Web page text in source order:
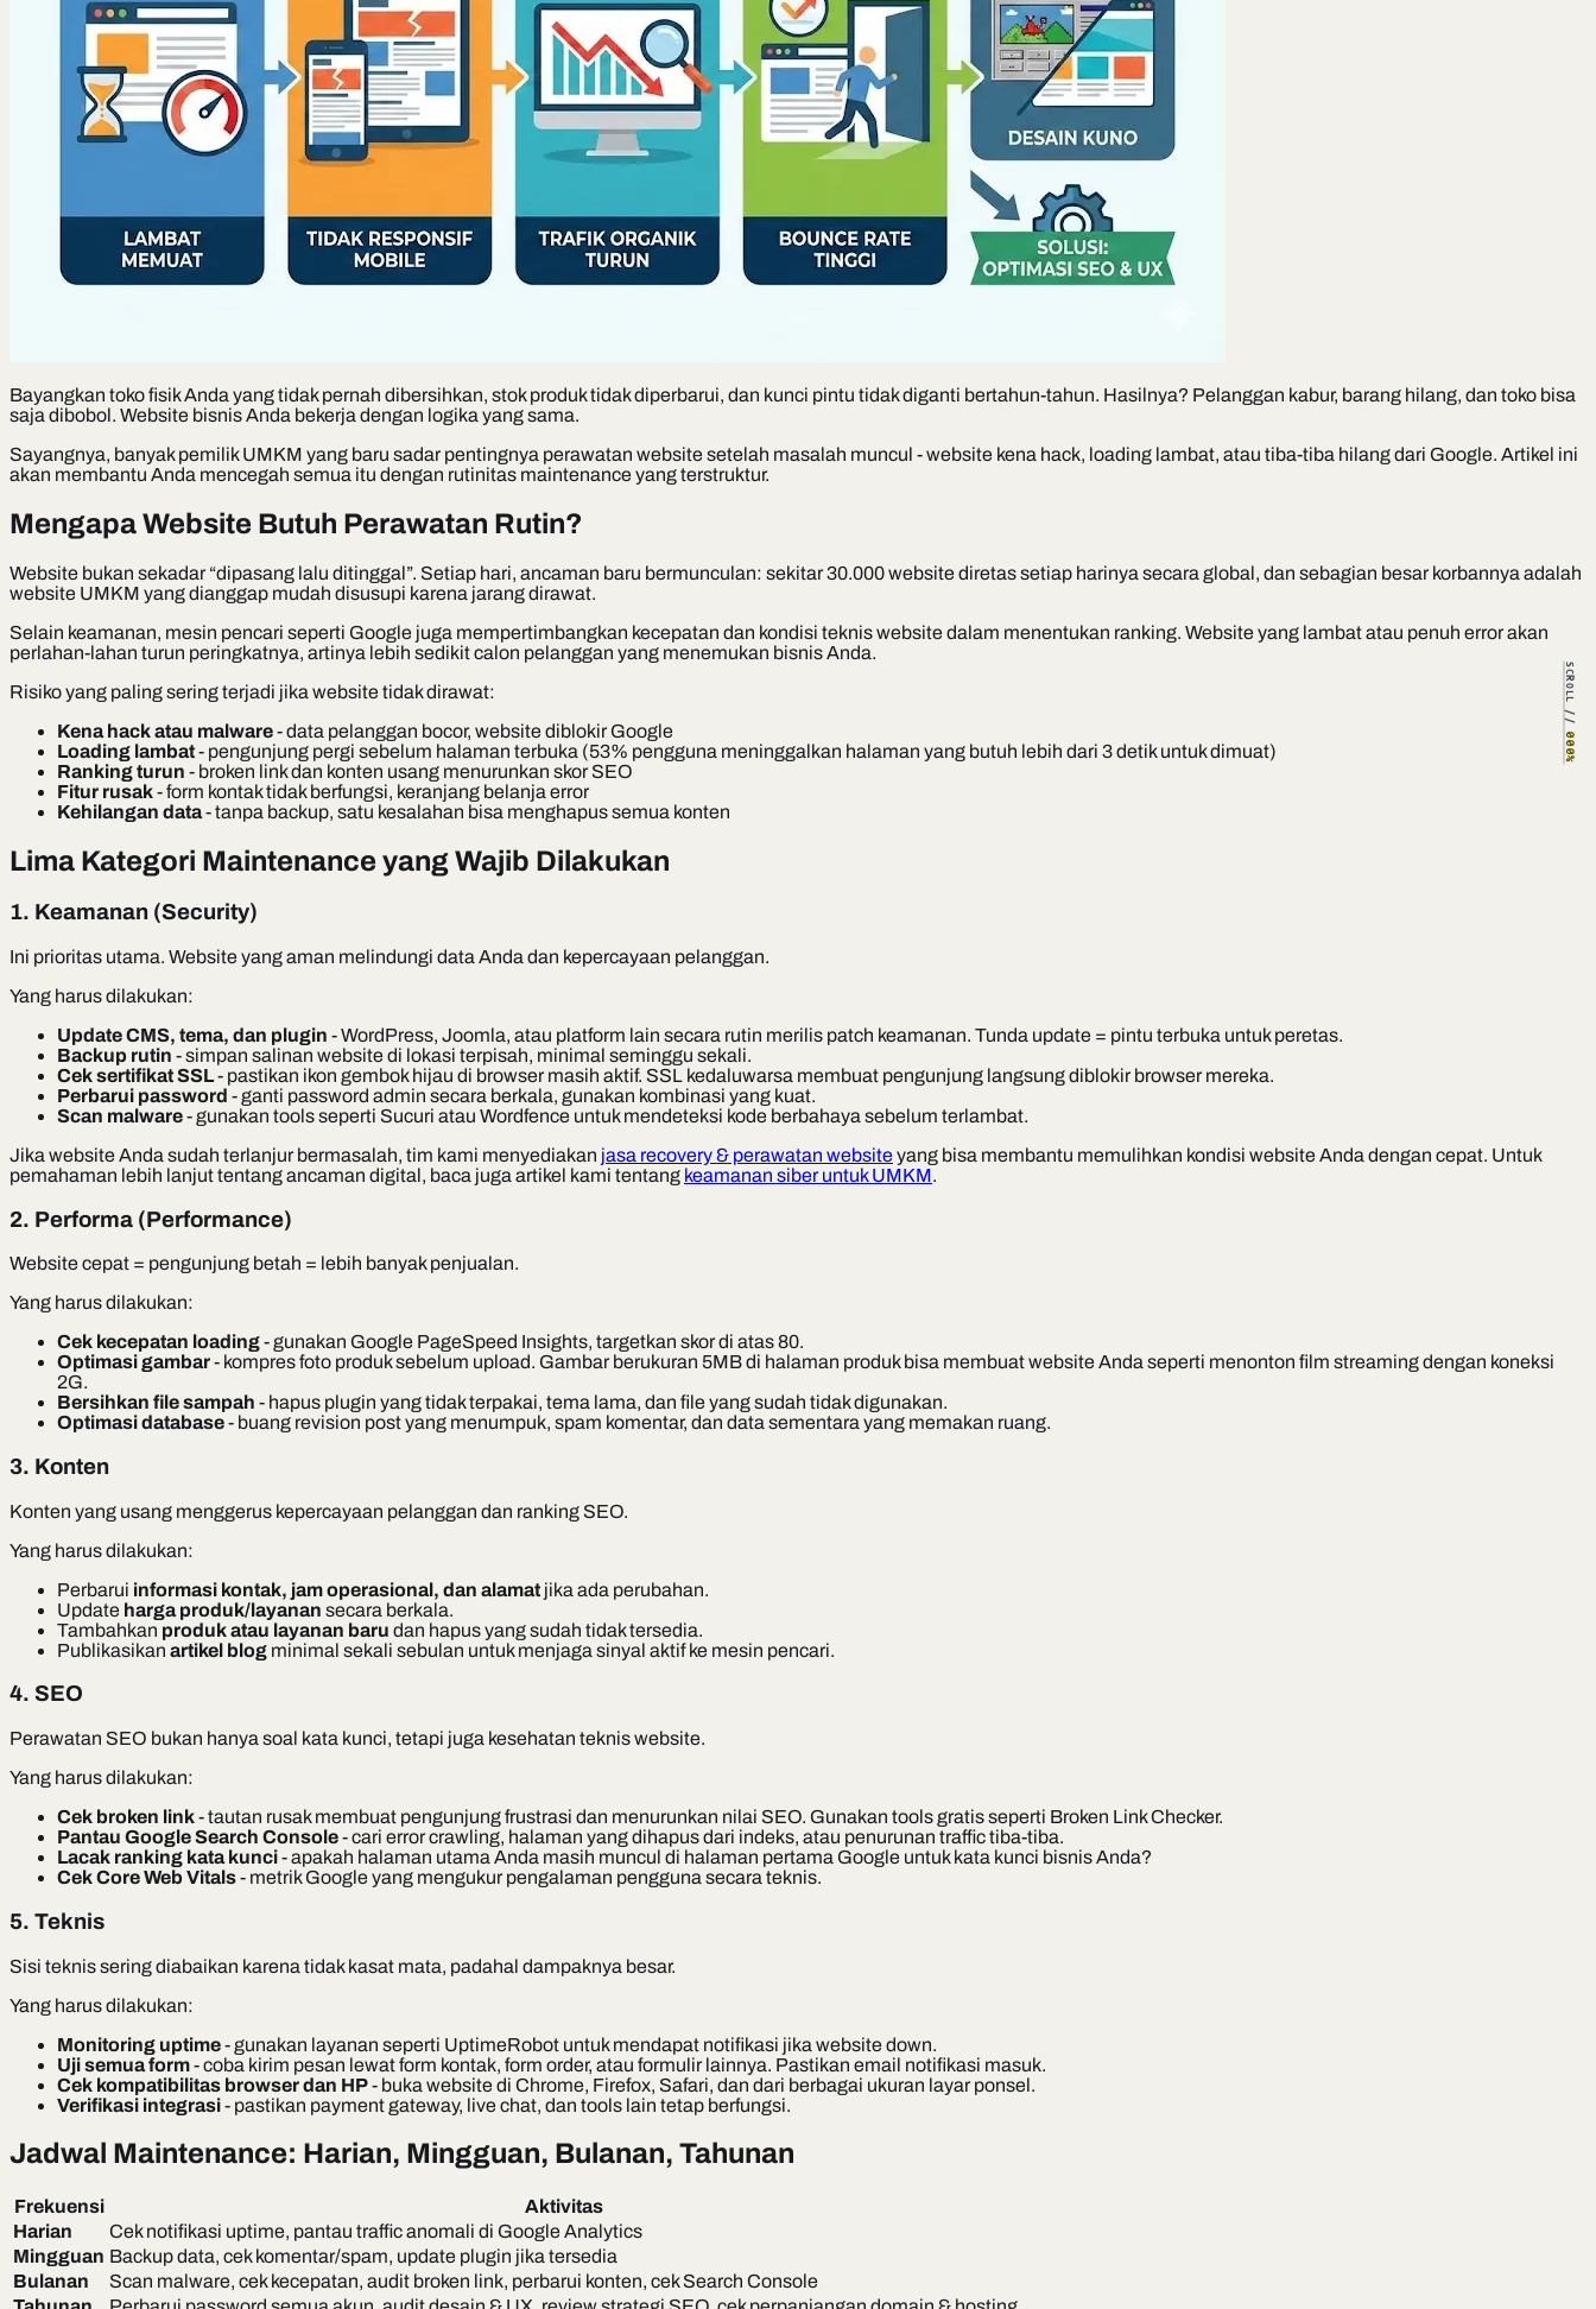
Bayangkan toko fisik Anda yang tidak pernah dibersihkan, stok produk tidak diperbarui, dan kunci pintu tidak diganti bertahun-tahun. Hasilnya? Pelanggan kabur, barang hilang, dan toko bisa
saja dibobol. Website bisnis Anda bekerja dengan logika yang sama.
Sayangnya, banyak pemilik UMKM yang baru sadar pentingnya perawatan website setelah masalah muncul - website kena hack, loading lambat, atau tiba-tiba hilang dari Google. Artikel ini
akan membantu Anda mencegah semua itu dengan rutinitas maintenance yang terstruktur.
Mengapa Website Butuh Perawatan Rutin?
Website bukan sekadar “dipasang lalu ditinggal”. Setiap hari, ancaman baru bermunculan: sekitar 30.000 website diretas setiap harinya secara global, dan sebagian besar korbannya adalah
website UMKM yang dianggap mudah disusupi karena jarang dirawat.
Selain keamanan, mesin pencari seperti Google juga mempertimbangkan kecepatan dan kondisi teknis website dalam menentukan ranking. Website yang lambat atau penuh error akan
perlahan-lahan turun peringkatnya, artinya lebih sedikit calon pelanggan yang menemukan bisnis Anda.
Risiko yang paling sering terjadi jika website tidak dirawat:
Kena hack atau malware- data pelanggan bocor, website diblokir Google
Loading lambat- pengunjung pergi sebelum halaman terbuka (53% pengguna meninggalkan halaman yang butuh lebih dari 3 detik untuk dimuat)
Ranking turun - broken link dan konten usang menurunkan skor SEO
Fitur rusak- form kontak tidak berfungsi, keranjang belanja error
Kehilangan data- tanpa backup, satu kesalahan bisa menghapus semua konten
Lima Kategori Maintenance yang Wajib Dilakukan
1. Keamanan (Security)
Ini prioritas utama. Website yang aman melindungi data Anda dan kepercayaan pelanggan.
Yang harus dilakukan:
Update CMS, tema, dan plugin - WordPress, Joomla, atau platform lain secara rutin merilis patch keamanan. Tunda update = pintu terbuka untuk peretas.
Backup rutin - simpan salinan website di lokasi terpisah, minimal seminggu sekali.
Cek sertifikat SSL- pastikan ikon gembok hijau di browser masih aktif. SSL kedaluwarsa membuat pengunjung langsung diblokir browser mereka.
Perbarui password - ganti password admin secara berkala, gunakan kombinasi yang kuat.
Scan malware- gunakan tools seperti Sucuri atau Wordfence untuk mendeteksi kode berbahaya sebelum terlambat.
Jika website Anda sudah terlanjur bermasalah, tim kami menyediakan jasa recovery & perawatan websiteyang bisa membantu memulihkan kondisi website Anda dengan cepat. Untuk
pemahaman lebih lanjut tentang ancaman digital, baca juga artikel kami tentang keamanan siber untuk UMKM.
2. Performa (Performance)
Website cepat = pengunjung betah = lebih banyak penjualan.
Yang harus dilakukan:
Cek kecepatan loading- gunakan Google PageSpeed Insights, targetkan skor di atas 80.
Optimasi gambar- kompres foto produk sebelum upload. Gambar berukuran 5MB di halaman produk bisa membuat website Anda seperti menonton film streaming dengan koneksi
2G.
Bersihkan file sampah - hapus plugin yang tidak terpakai, tema lama, dan file yang sudah tidak digunakan.
Optimasi database- buang revision post yang menumpuk, spam komentar, dan data sementara yang memakan ruang.
3. Konten
Konten yang usang menggerus kepercayaan pelanggan dan ranking SEO.
Yang harus dilakukan:
Perbarui informasi kontak, jam operasional, dan alamat jika ada perubahan.
Update harga produk/layanan secara berkala.
Tambahkan produk atau layanan baru dan hapus yang sudah tidak tersedia.
Publikasikan artikel blog minimal sekali sebulan untuk menjaga sinyal aktif ke mesin pencari.
4. SEO
Perawatan SEO bukan hanya soal kata kunci, tetapi juga kesehatan teknis website.
Yang harus dilakukan:
Cek broken link- tautan rusak membuat pengunjung frustrasi dan menurunkan nilai SEO. Gunakan tools gratis seperti Broken Link Checker.
Pantau Google Search Console- cari error crawling, halaman yang dihapus dari indeks, atau penurunan traffic tiba-tiba.
Lacak ranking kata kunci- apakah halaman utama Anda masih muncul di halaman pertama Google untuk kata kunci bisnis Anda?
Cek Core Web Vitals- metrik Google yang mengukur pengalaman pengguna secara teknis.
5. Teknis
Sisi teknis sering diabaikan karena tidak kasat mata, padahal dampaknya besar.
Yang harus dilakukan:
Monitoring uptime- gunakan layanan seperti UptimeRobot untuk mendapat notifikasi jika website down.
Uji semua form- coba kirim pesan lewat form kontak, form order, atau formulir lainnya. Pastikan email notifikasi masuk.
Cek kompatibilitas browser dan HP- buka website di Chrome, Firefox, Safari, dan dari berbagai ukuran layar ponsel.
Verifikasi integrasi- pastikan payment gateway, live chat, dan tools lain tetap berfungsi.
Jadwal Maintenance: Harian, Mingguan, Bulanan, Tahunan
Frekuensi
Aktivitas
Harian
Cek notifikasi uptime, pantau traffic anomali di Google Analytics
Mingguan Backup data, cek komentar/spam, update plugin jika tersedia
Bulanan
Scan malware, cek kecepatan, audit broken link, perbarui konten, cek Search Console
SCROLL //
000%